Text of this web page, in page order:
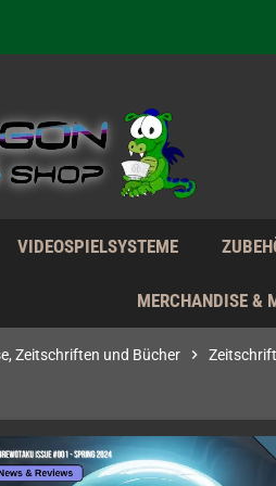
VIDEOSPIELSYSTEME
MERCHANDISE &
Zeitschriften und Bücher chevron_right